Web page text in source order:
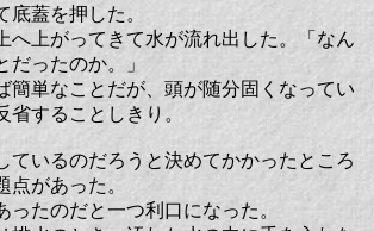
底蓋を押した。
へ上がってきて水が流れ出した。「なん
だったのか。」
簡単なことだが、頭が随分固くなってい
省することしきり。
ているのだろうと決めてかかったところ
点があった。
ったのだと一つ利口になった。